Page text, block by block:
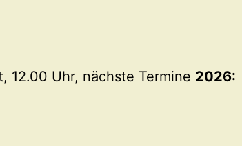
12.00 Uhr, nächste Termine 2026: